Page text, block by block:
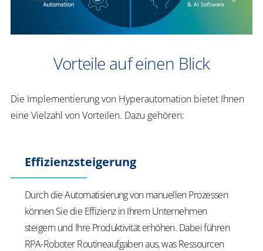
Vorteile auf einen Blick
Die Implementierung von Hyperautomation bietet Ihnen
eine Vielzahl von Vorteilen. Dazu gehören:
Effizienzsteigerung
Durch die Automatisierung von manuellen Prozessen
können Sie die Effizienz in Ihrem Unternehmen
steigern und Ihre Produktivität erhöhen. Dabei führen
RPA-Roboter Routineaufgaben aus, was Ressourcen